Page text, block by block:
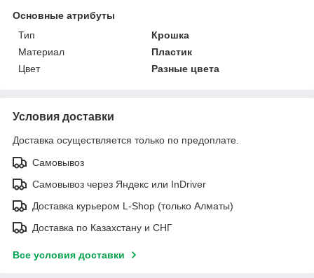
Основные атрибуты
Тип
Крошка
Материал
Пластик
Цвет
Разные цвета
Условия доставки
Доставка осуществляется только по предоплате.
Самовывоз
Самовывоз через Яндекс или InDriver
Доставка курьером L-Shop (только Алматы)
Доставка по Казахстану и СНГ
Все условия доставки